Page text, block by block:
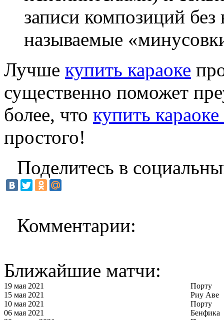
записи композиций
называемые
Лучше купить караоке
существенно поможет
более, что купить
простого!
Поделитесь в
Комментарии:
Ближайшие матчи:
19 мая 2021
Порту
15 мая 2021
Риу Аве
10 мая 2021
Порту
06 мая 2021
Бенфика